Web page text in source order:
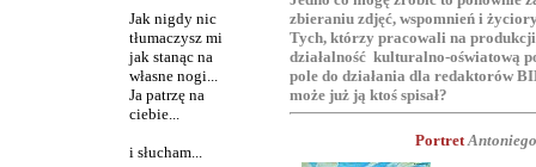
Jak nigdy nic
tłumaczysz mi
jak stanąc na
własne nogi...
Ja patrzę na
ciebie...
i słucham...
zbieraniu zdjęć, wspomnień i
Tych, którzy pracowali na
działalność kulturalno-oświatową
pole do działania dla redaktorów
może już ją ktoś spisał?
Portret